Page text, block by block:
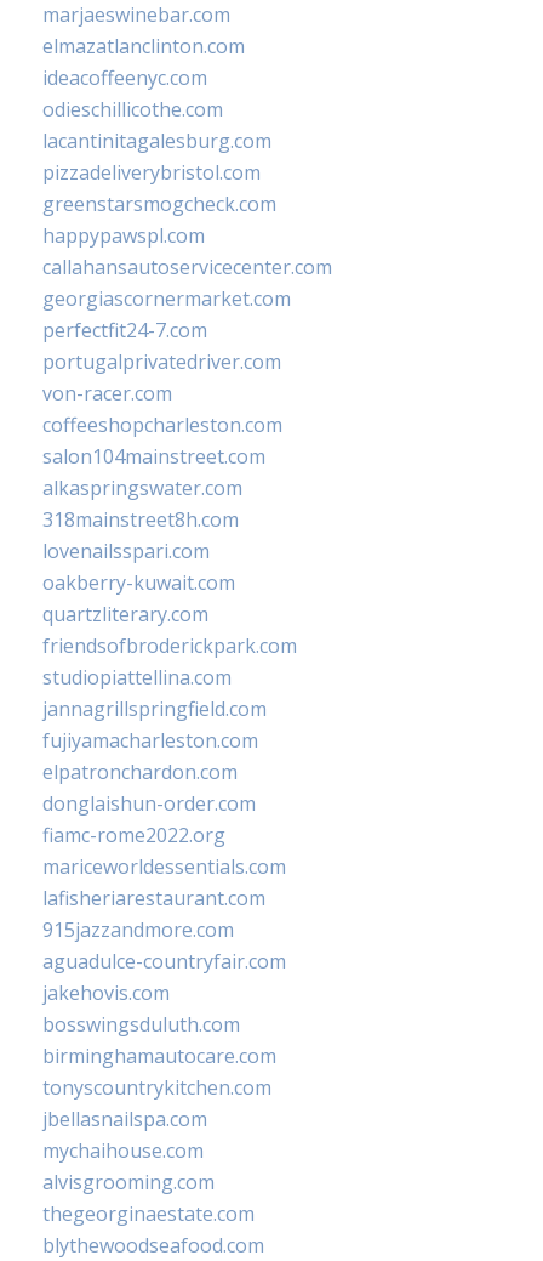
marjaeswinebar.com
elmazatlanclinton.com
ideacoffeenyc.com
odieschillicothe.com
lacantinitagalesburg.com
pizzadeliverybristol.com
greenstarsmogcheck.com
happypawspl.com
callahansautoservicecenter.com
georgiascornermarket.com
perfectfit24-7.com
portugalprivatedriver.com
von-racer.com
coffeeshopcharleston.com
salon104mainstreet.com
alkaspringswater.com
318mainstreet8h.com
lovenailsspari.com
oakberry-kuwait.com
quartzliterary.com
friendsofbroderickpark.com
studiopiattellina.com
jannagrillspringfield.com
fujiyamacharleston.com
elpatronchardon.com
donglaishun-order.com
fiamc-rome2022.org
mariceworldessentials.com
lafisheriarestaurant.com
915jazzandmore.com
aguadulce-countryfair.com
jakehovis.com
bosswingsduluth.com
birminghamautocare.com
tonyscountrykitchen.com
jbellasnailspa.com
mychaihouse.com
alvisgrooming.com
thegeorginaestate.com
blythewoodseafood.com